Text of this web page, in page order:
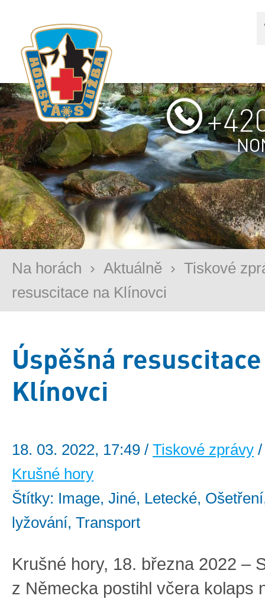
Na horách › Aktuálně › Tiskové
resuscitace na Klínovci
Úspěšná
Klínovci
18. 03. 2022, 17:49 / Tiskové zprávy
Krušné hory
Štítky: Image, Jiné, Letecké,
lyžování, Transport
Krušné hory, 18. března 2022 –
z Německa postihl včera kolaps